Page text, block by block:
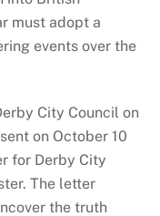
must adopt a
events over the
City Council on
on October 10
for Derby City
The letter
the truth